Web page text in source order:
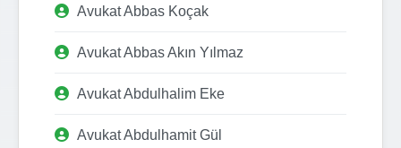
Avukat Abbas Koçak
Avukat Abbas Akın Yılmaz
Avukat Abdulhalim Eke
Avukat Abdulhamit Gül